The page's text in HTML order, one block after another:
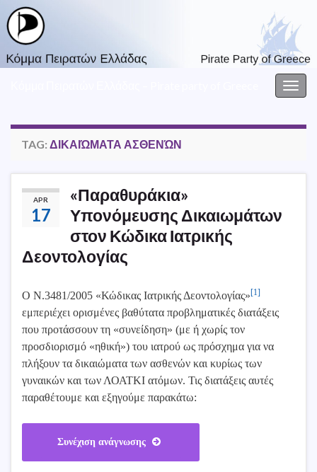
TAG: ΔΙΚΑΙΏΜΑΤΑ ΑΣΘΕΝΏΝ
APR
17
«Παραθυράκια»
Υπονόμευσης Δικαιωμάτων
στον Κώδικα Ιατρικής
Δεοντολογίας
Ο Ν.3481/2005 «Κώδικας Ιατρικής Δεοντολογίας»[1]
εμπεριέχει ορισμένες βαθύτατα προβληματικές διατάξεις
που προτάσσουν τη «συνείδηση» (με ή χωρίς τον
προσδιορισμό «ηθική») του ιατρού ως πρόσχημα για να
πλήξουν τα δικαιώματα των ασθενών και κυρίως των
γυναικών και των ΛΟΑΤΚΙ ατόμων. Τις διατάξεις αυτές
παραθέτουμε και εξηγούμε παρακάτω:
Συνέχιση ανάγνωσης